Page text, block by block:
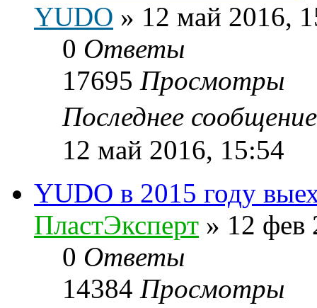
YUDO » 12 май 2016,
0 Ответы
17695 Просмотры
Последнее
12 май 2016, 15:54
YUDO в 2015 году
ПластЭксперт » 12 фев
0 Ответы
14384 Просмотры